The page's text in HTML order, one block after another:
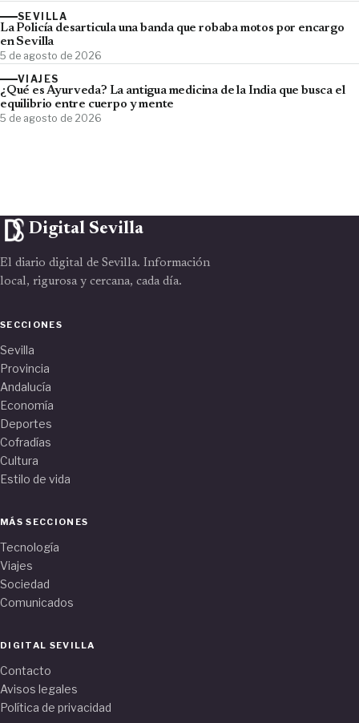
SEVILLA
La Policía desarticula una banda que robaba motos por encargo
en Sevilla
5 de agosto de 2026
VIAJES
¿Qué es Ayurveda? La antigua medicina de la India que busca el
equilibrio entre cuerpo y mente
5 de agosto de 2026
Digital Sevilla
El diario digital de Sevilla. Información
local, rigurosa y cercana, cada día.
SECCIONES
Sevilla
Provincia
Andalucía
Economía
Deportes
Cofradías
Cultura
Estilo de vida
MÁS SECCIONES
Tecnología
Viajes
Sociedad
Comunicados
DIGITAL SEVILLA
Contacto
Avisos legales
Política de privacidad